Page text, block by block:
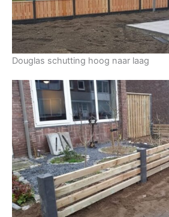
Douglas schutting hoog naar laag